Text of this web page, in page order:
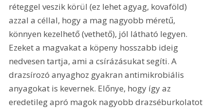
réteggel veszik körül (ez lehet agyag, kovaföld)
azzal a céllal, hogy a mag nagyobb méretű,
könnyen kezelhető (vethető), jól látható legyen.
Ezeket a magvakat a köpeny hosszabb ideig
nedvesen tartja, ami a csírázásukat segíti. A
drazsírozó anyaghoz gyakran antimikrobiális
anyagokat is kevernek. Előnye, hogy így az
eredetileg apró magok nagyobb drazséburkolatot